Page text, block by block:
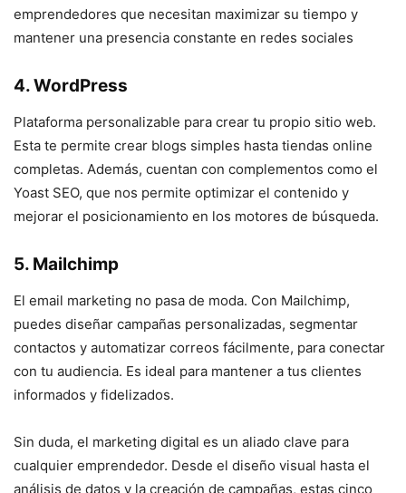
emprendedores que necesitan maximizar su tiempo y
mantener una presencia constante en redes sociales
4. WordPress
Plataforma personalizable para crear tu propio sitio web.
Esta te permite crear blogs simples hasta tiendas online
completas. Además, cuentan con complementos como el
Yoast SEO, que nos permite optimizar el contenido y
mejorar el posicionamiento en los motores de búsqueda.
5. Mailchimp
El email marketing no pasa de moda. Con Mailchimp,
puedes diseñar campañas personalizadas, segmentar
contactos y automatizar correos fácilmente, para conectar
con tu audiencia. Es ideal para mantener a tus clientes
informados y fidelizados.
Sin duda, el marketing digital es un aliado clave para
cualquier emprendedor. Desde el diseño visual hasta el
análisis de datos y la creación de campañas, estas cinco